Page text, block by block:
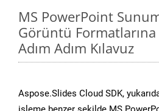
MS PowerPoint
Görüntü
Adım Adım Kılavuz
Aspose.Slides Cloud SDK,